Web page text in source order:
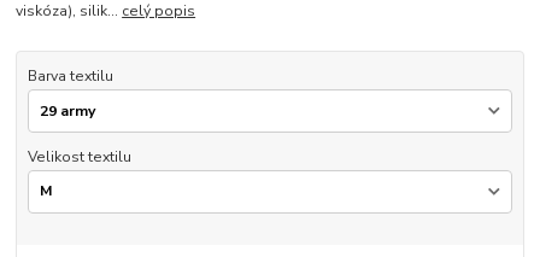
viskóza), silik... celý popis
Barva textilu
Velikost textilu